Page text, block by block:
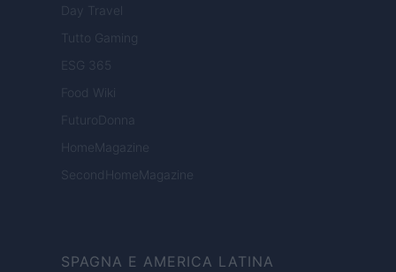
Day Travel
Tutto Gaming
ESG 365
Food Wiki
FuturoDonna
HomeMagazine
SecondHomeMagazine
SPAGNA E AMERICA LATINA